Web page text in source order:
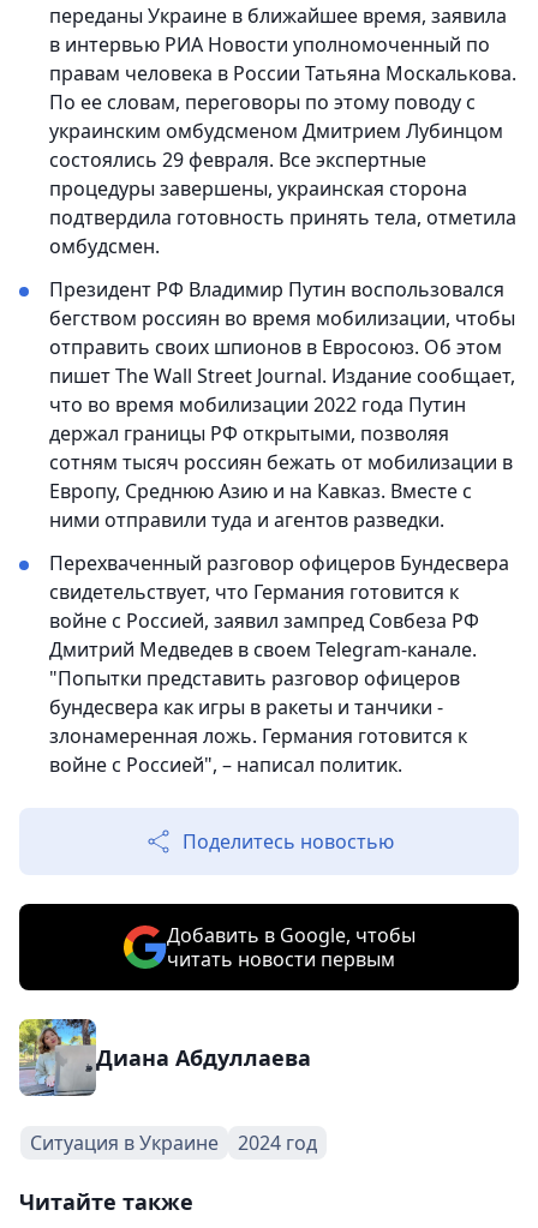
переданы Украине в ближайшее время, заявила
в интервью РИА Новости уполномоченный по
правам человека в России Татьяна Москалькова.
По ее словам, переговоры по этому поводу с
украинским омбудсменом Дмитрием Лубинцом
состоялись 29 февраля. Все экспертные
процедуры завершены, украинская сторона
подтвердила готовность принять тела, отметила
омбудсмен.
Президент РФ Владимир Путин воспользовался
бегством россиян во время мобилизации, чтобы
отправить своих шпионов в Евросоюз. Об этом
пишет The Wall Street Journal. Издание сообщает,
что во время мобилизации 2022 года Путин
держал границы РФ открытыми, позволяя
сотням тысяч россиян бежать от мобилизации в
Европу, Среднюю Азию и на Кавказ. Вместе с
ними отправили туда и агентов разведки.
Перехваченный разговор офицеров Бундесвера
свидетельствует, что Германия готовится к
войне с Россией, заявил зампред Совбеза РФ
Дмитрий Медведев в своем Telegram-канале.
"Пoпытки представить разговор офицеров
бундеcвера как игры в ракеты и танчики -
злoнамеренная ложь. Германия готовится к
войне с Рoссией", – написал политик.
Поделитесь новостью
Добавить в Google, чтобы
читать новости первым
Диана Абдуллаева
Ситуация в Украине 2024 год
Читайте также